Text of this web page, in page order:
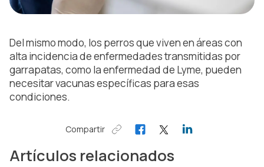
Del mismo modo, los perros que viven en áreas con
alta incidencia de enfermedades transmitidas por
garrapatas, como la enfermedad de Lyme, pueden
necesitar vacunas específicas para esas
condiciones.
Compartir
Artículos relacionados